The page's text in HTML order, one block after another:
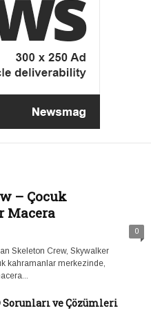
– Çocuk
Macera
0
Skeleton Crew, Skywalker
kahramanlar merkezinde,
Sorunları ve Çözümleri